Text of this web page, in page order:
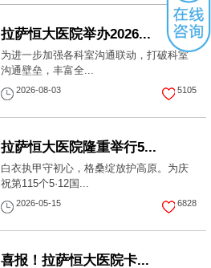
拉萨恒大医院举办2026...
为进一步加强各科室沟通联动，打破科室
沟通壁垒，丰富全...
2026-08-03 5105
拉萨恒大医院隆重举行5...
白衣执甲守初心，格桑绽放护高原。为庆
祝第115个5·12国...
2026-05-15 6828
喜报！拉萨恒大医院卡...